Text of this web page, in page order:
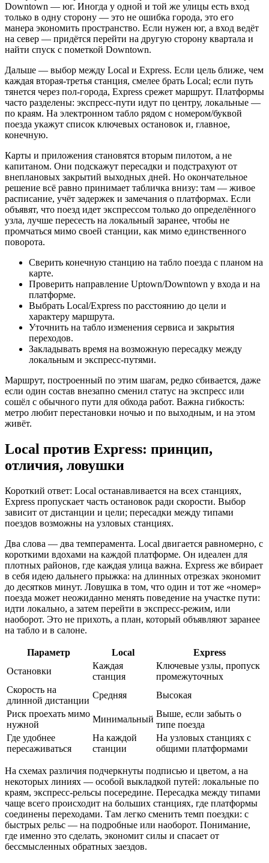
Downtown — юг. Иногда у одной и той же улицы есть вход
только в одну сторону — это не ошибка города, это его
манера экономить пространство. Если нужен юг, а вход ведёт
на север — придётся перейти на другую сторону квартала и
найти спуск с пометкой Downtown.
Дальше — выбор между Local и Express. Если цель ближе, чем
каждая вторая‑третья станция, смелее брать Local; если путь
тянется через пол‑города, Express срежет маршрут. Платформы
часто разделены: экспресс‑пути идут по центру, локальные —
по краям. На электронном табло рядом с номером/буквой
поезда укажут список ключевых остановок и, главное,
конечную.
Карты и приложения становятся вторым пилотом, а не
капитаном. Они подскажут пересадки и подстрахуют от
внеплановых закрытий выходных дней. Но окончательное
решение всё равно принимает табличка внизу: там — живое
расписание, учёт задержек и замечания о платформах. Если
объявят, что поезд идет экспрессом только до определённого
узла, лучше пересесть на локальный заранее, чтобы не
промчаться мимо своей станции, как мимо единственного
поворота.
Сверить конечную станцию на табло поезда с планом на
карте.
Проверить направление Uptown/Downtown у входа и на
платформе.
Выбрать Local/Express по расстоянию до цели и
характеру маршрута.
Уточнить на табло изменения сервиса и закрытия
переходов.
Закладывать время на возможную пересадку между
локальным и экспресс‑путями.
Маршрут, построенный по этим шагам, редко сбивается, даже
если один состав внезапно сменил статус на экспресс или
сошёл с обычного пути для обхода работ. Важна гибкость:
метро любит перестановки ночью и по выходным, и на этом
живёт.
Local против Express: принцип,
отличия, ловушки
Короткий ответ: Local останавливается на всех станциях,
Express пропускает часть остановок ради скорости. Выбор
зависит от дистанции и цели; пересадки между типами
поездов возможны на узловых станциях.
Два слова — два темперамента. Local двигается равномерно, с
короткими вдохами на каждой платформе. Он идеален для
плотных районов, где каждая улица важна. Express же вбирает
в себя идею дальнего прыжка: на длинных отрезках экономит
до десятков минут. Ловушка в том, что один и тот же «номер»
поезда может неожиданно менять поведение на участке пути:
идти локально, а затем перейти в экспресс‑режим, или
наоборот. Это не прихоть, а план, который объявляют заранее
на табло и в салоне.
Параметр Local
Express
Остановки
Каждая
станция
Ключевые узлы, пропуск
промежуточных
Скорость на
длинной дистанции
Средняя
Высокая
Риск проехать мимо
нужной
Минимальный
Выше, если забыть о
типе поезда
Где удобнее
пересаживаться
На каждой
станции
На узловых станциях с
общими платформами
На схемах различия подчеркнуты подписью и цветом, а на
некоторых линиях — особой выкладкой путей: локальные по
краям, экспресс‑рельсы посередине. Пересадка между типами
чаще всего происходит на больших станциях, где платформы
соединены переходами. Там легко сменить темп поездки: с
быстрых рельс — на подробные или наоборот. Понимание,
где именно это сделать, экономит силы и спасает от
бессмысленных обратных заездов.